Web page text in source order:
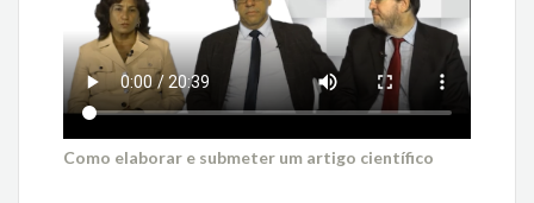
Como elaborar e submeter um artigo científico